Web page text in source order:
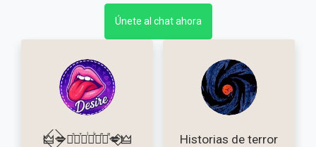
Únete al chat ahora
🜲⃟💋Ⓓᷤⓔⷮⓢᷝⓘᷜⓡⷷⓔᷢ💋⃟⃟🜲 Historias de terror